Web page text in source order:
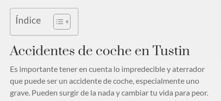
Índice
Accidentes de coche en Tustin
Es importante tener en cuenta lo impredecible y aterrador
que puede ser un accidente de coche, especialmente uno
grave. Pueden surgir de la nada y cambiar tu vida para peor.